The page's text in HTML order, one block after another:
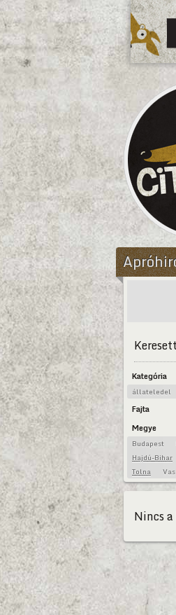
CityDogs
Kategória
állateledel
Fajta
Megye
Budapest
Hajdú-Bihar
Tolna
Vas
Nincs